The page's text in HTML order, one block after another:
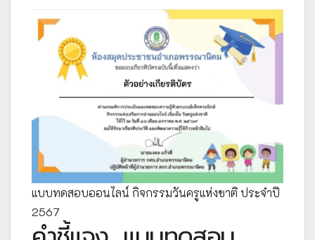
แบบทดสอบออนไลน์ กิจกรรมวันครูแห่งชาติ ประจำปี
2567